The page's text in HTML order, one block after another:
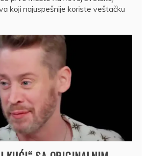
koji najuspešnije koriste veštačku